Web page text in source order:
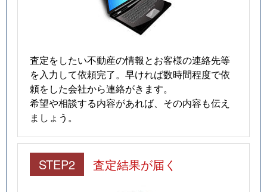
査定をしたい不動産の情報とお客様の連絡先等
を入力して依頼完了。早ければ数時間程度で依
頼をした会社から連絡がきます。
希望や相談する内容があれば、その内容も伝え
ましょう。
STEP2 査定結果が届く